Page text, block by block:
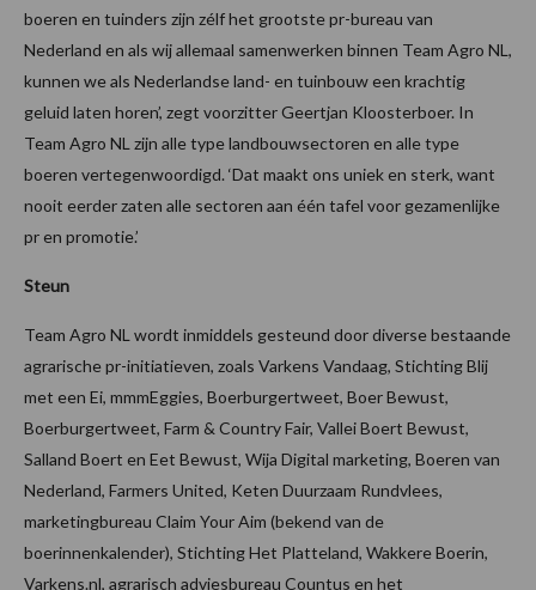
boeren en tuinders zijn zélf het grootste pr-bureau van
Nederland en als wij allemaal samenwerken binnen Team Agro NL,
kunnen we als Nederlandse land- en tuinbouw een krachtig
geluid laten horen’, zegt voorzitter Geertjan Kloosterboer. In
Team Agro NL zijn alle type landbouwsectoren en alle type
boeren vertegenwoordigd. ‘Dat maakt ons uniek en sterk, want
nooit eerder zaten alle sectoren aan één tafel voor gezamenlijke
pr en promotie.’
Steun
Team Agro NL wordt inmiddels gesteund door diverse bestaande
agrarische pr-initiatieven, zoals Varkens Vandaag, Stichting Blij
met een Ei, mmmEggies, Boerburgertweet, Boer Bewust,
Boerburgertweet, Farm & Country Fair, Vallei Boert Bewust,
Salland Boert en Eet Bewust, Wija Digital marketing, Boeren van
Nederland, Farmers United, Keten Duurzaam Rundvlees,
marketingbureau Claim Your Aim (bekend van de
boerinnenkalender), Stichting Het Platteland, Wakkere Boerin,
Varkens.nl, agrarisch adviesbureau Countus en het